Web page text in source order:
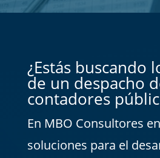
¿Estás buscando
de un despacho
contadores
En MBO Consultores
soluciones para el